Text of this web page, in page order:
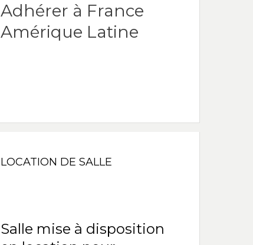
Adhérer à France
Amérique Latine
LOCATION DE SALLE
Salle mise à disposition